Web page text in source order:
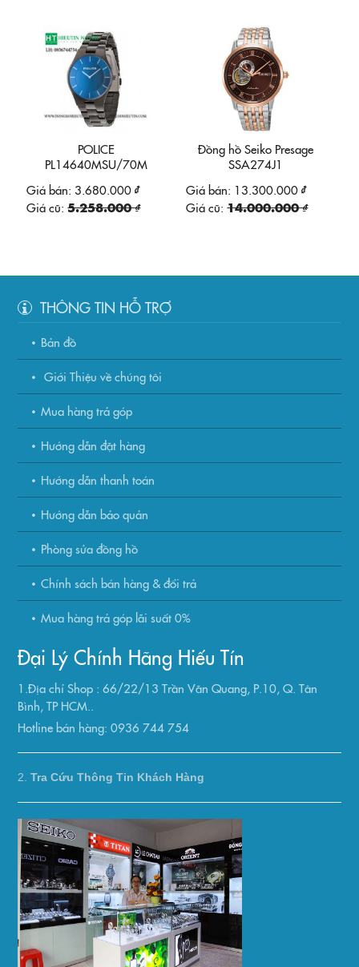
POLICE
PL14640MSU/70M
Giá bán: 3.680.000 ₫
Giá cũ: 5.258.000 ₫
Đồng hồ Seiko Presage
SSA274J1
Giá bán: 13.300.000 ₫
Giá cũ: 14.000.000 ₫
THÔNG TIN HỖ TRỢ
Bản đồ
Giới Thiệu về chúng tôi
Mua hàng trả góp
Hướng dẫn đặt hàng
Hướng dẫn thanh toán
Hướng dẫn bảo quản
Phòng sửa đồng hồ
Chính sách bán hàng & đổi trả
Mua hàng trả góp lãi suất 0%
Đại Lý Chính Hãng Hiếu Tín
1.Địa chỉ Shop : 66/22/13 Trần Văn Quang, P.10, Q. Tân
Bình, TP HCM..
Hotline bán hàng: 0936 744 754
2.Tra Cứu Thông Tin Khách Hàng